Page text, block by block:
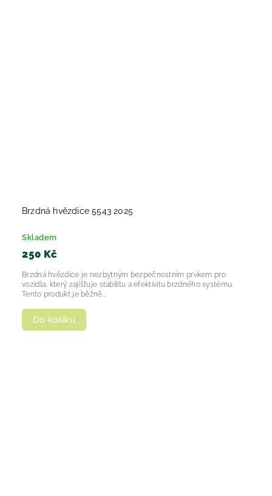
Brzdná hvězdice 5543 2025
Skladem
250 Kč
Do košíku
Brzdná hvězdice je nezbytným bezpečnostním prvkem pro
vozidla, který zajišťuje stabilitu a efektivitu brzdného systému.
Tento produkt je běžně...